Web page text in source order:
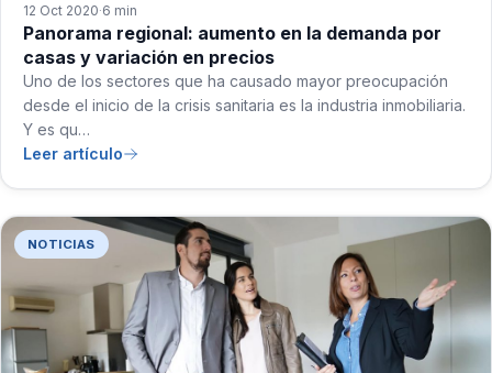
12 Oct 2020·6 min
Panorama regional: aumento en la demanda por
casas y variación en precios
Uno de los sectores que ha causado mayor preocupación
desde el inicio de la crisis sanitaria es la industria inmobiliaria.
Y es qu…
Leer artículo
NOTICIAS